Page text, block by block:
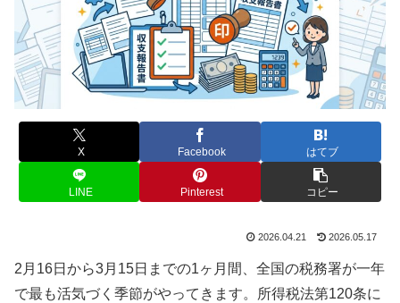
X Facebook はてブ
LINE Pinterest コピー
2026.04.21 2026.05.17
2月16日から3月15日までの1ヶ月間、全国の税務署が一年
で最も活気づく季節がやってきます。所得税法第120条に